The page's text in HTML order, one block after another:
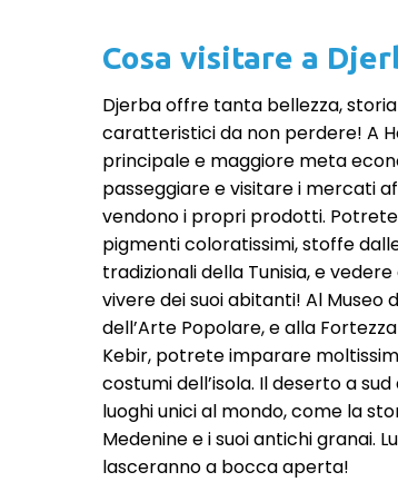
Cosa visitare a
Djerba offre tanta bellezza,
caratteristici da non perdere! A
principale e maggiore meta
passeggiare e visitare i mercati
vendono i propri prodotti.
pigmenti coloratissimi, stoffe
tradizionali della Tunisia, e
vivere dei suoi abitanti! Al Museo
dell’Arte Popolare, e alla
Kebir, potrete imparare
costumi dell’isola. Il deserto a
luoghi unici al mondo, come la
Medenine e i suoi antichi granai.
lasceranno a bocca aperta!